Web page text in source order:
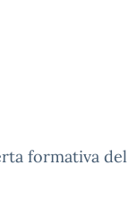
formativa del